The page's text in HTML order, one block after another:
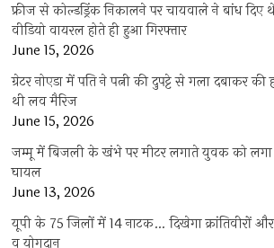
फ्रीज से कोल्डड्रिंक निकालने पर चायवाले ने बांध दिए
वीडियो वायरल होते ही हुआ गिरफ्तार
June 15, 2026
ग्रेटर नोएडा में पति ने पत्नी की दुपट्टे से गला दबाकर
थी लव मैरिज
June 15, 2026
जम्मू में बिजली के खंभे पर मीटर लगाते युवक को
घायल
June 13, 2026
यूपी के 75 जिलों में 14 नाटक… दिखेगा क्रांतिवीरों और